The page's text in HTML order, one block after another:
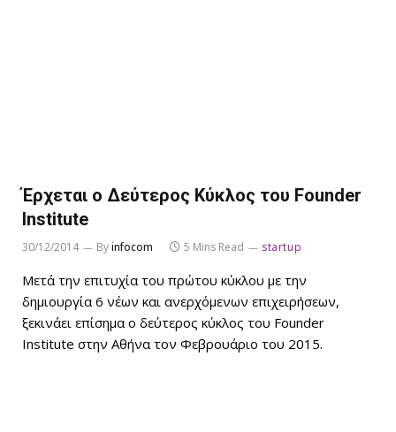
Έρχεται ο Δεύτερος Κύκλος του Founder
Institute
30/12/2014 Byinfocom 5 Mins Read startup
Μετά την επιτυχία του πρώτου κύκλου με την
δημιουργία 6 νέων και ανερχόμενων επιχειρήσεων,
ξεκινάει επίσημα ο δεύτερος κύκλος του Founder
Institute στην Αθήνα τον Φεβρουάριο του 2015.